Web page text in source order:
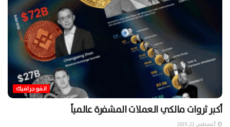
انفوجرافيك
أكبر ثروات مالكي العملات المشفرة عالمياً
أغسطس 22, 2025